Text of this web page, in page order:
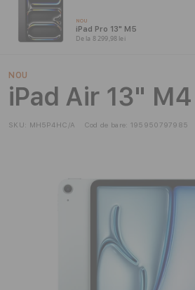
NOU
iPad Pro 13" M5
De la 8 299,98 lei
NOU
iPad Air 13" M4
SKU: MH5P4HC/A Cod de bare: 195950797985